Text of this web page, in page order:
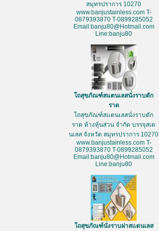
สมุทรปราการ 10270
www.banjustainless.com T-
0879393870 T-0899285052
Email:banju80@Hotmail.com
Line:banju80
โถสุขภัณฑ์สแตนเลสนั่งราบตัก
ราด
โถสุขภัณฑ์สแตนเลสนั่งราบตัก
ราด ห้างหุ้นส่วน จำกัด บรรจุสเต
นเลส จังหวัด สมุทรปราการ 10270
www.banjustainless.com T-
0879393870 T-0899285052
Email:banju80@Hotmail.com
Line:banju80
โถสุขภัณฑ์นั่งราบฝาสแตนเลส